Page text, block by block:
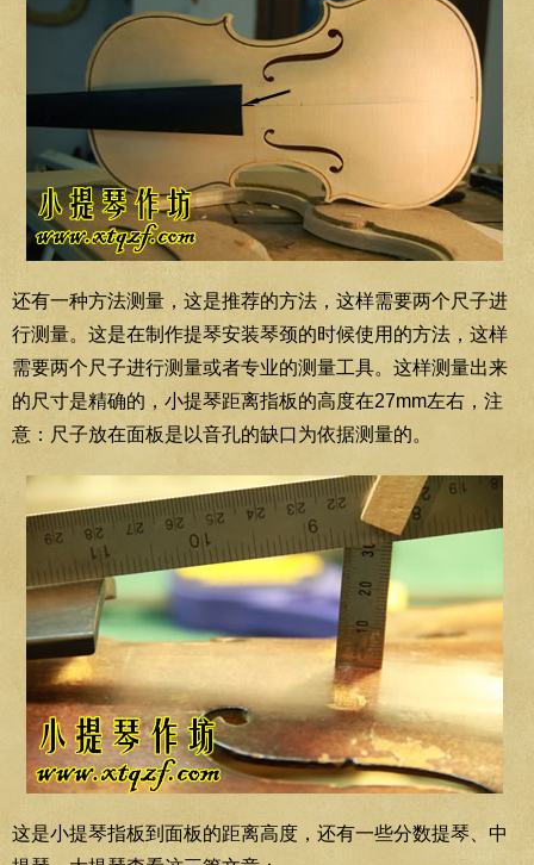
还有一种方法测量，这是推荐的方法，这样需要两个尺子进
行测量。这是在制作提琴安装琴颈的时候使用的方法，这样
需要两个尺子进行测量或者专业的测量工具。这样测量出来
的尺寸是精确的，小提琴距离指板的高度在27mm左右，注
意：尺子放在面板是以音孔的缺口为依据测量的。
这是小提琴指板到面板的距离高度，还有一些分数提琴、中